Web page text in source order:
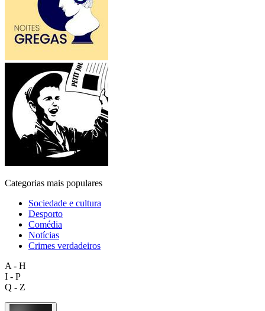
Categorias mais populares
Sociedade e cultura
Desporto
Comédia
Notícias
Crimes verdadeiros
A - H
I - P
Q - Z